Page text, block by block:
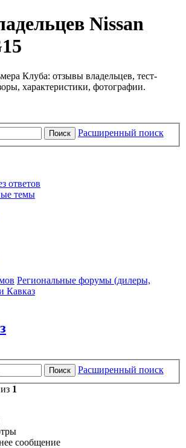
Nissan
Клуба: отзывы владельцев, тест-
характеристики, фотографии.
Поиск Расширенный поиск
ответов
темы
Региональные форумы (дилеры,
Кавказ
Поиск
Расширенный поиск
из 1
сообщение